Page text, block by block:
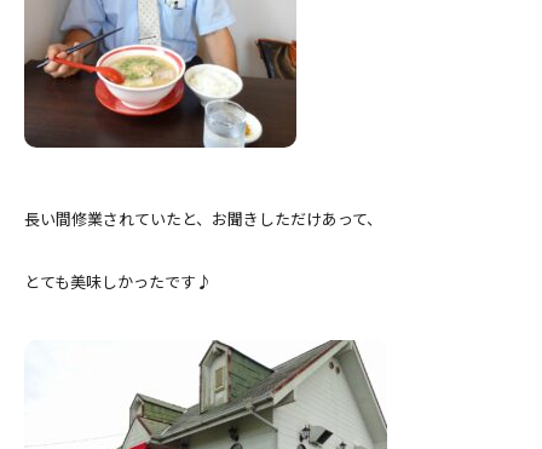
長い間修業されていたと、お聞きしただけあって、
とても美味しかったです♪